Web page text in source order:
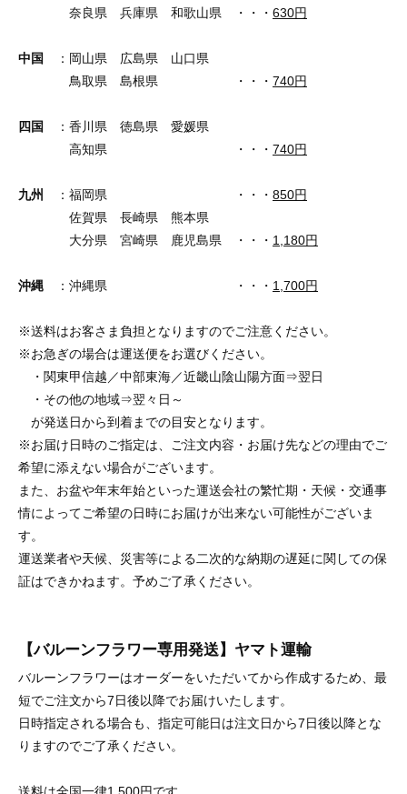
奈良県 兵庫県 和歌山県 ・・・ 630円
中国
：岡山県 広島県 山口県
鳥取県 島根県 ・・・ 740円
四国
：香川県 徳島県 愛媛県
高知県 ・・・ 740円
九州 ：福岡県 ・・・ 850円
佐賀県 長崎県 熊本県
大分県 宮崎県 鹿児島県 ・・・ 1,180円
沖縄 ：沖縄県 ・・・ 1,700円
※送料はお客さま負担となりますのでご注意ください。
※お急ぎの場合は運送便をお選びください。
・関東甲信越／中部東海／近畿山陰山陽方面⇒翌日
・その他の地域⇒翌々日～
が発送日から到着までの目安となります。
※お届け日時のご指定は、ご注文内容・お届け先などの理由でご
希望に添えない場合がございます。
また、お盆や年末年始といった運送会社の繁忙期・天候・交通事
情によってご希望の日時にお届けが出来ない可能性がございま
す。
運送業者や天候、災害等による二次的な納期の遅延に関しての保
証はできかねます。予めご了承ください。
【バルーンフラワー専用発送】ヤマト運輸
バルーンフラワーはオーダーをいただいてから作成するため、最
短でご注文から7日後以降でお届けいたします。
日時指定される場合も、指定可能日は注文日から7日後以降とな
りますのでご了承ください。